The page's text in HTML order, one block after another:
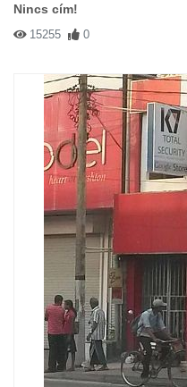
Nincs cím!
15255 0